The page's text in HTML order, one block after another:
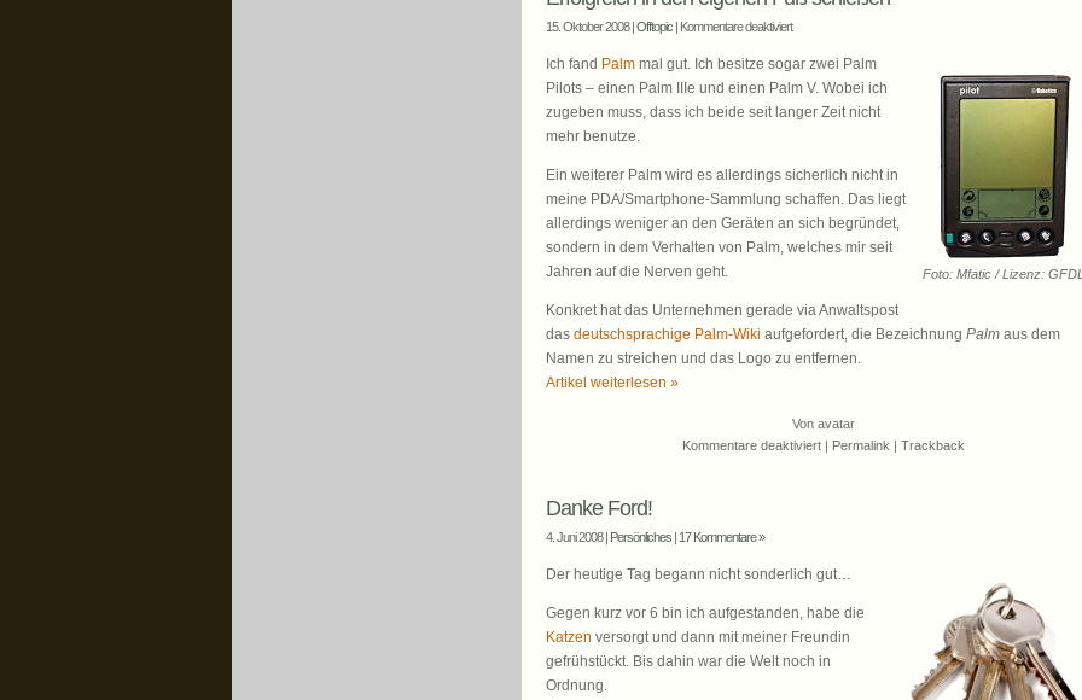
15. Oktober 2008 |Offtopic | Kommentare deaktiviertfür
in
den
eigenen
Foto: Mfatic / Lizenz: GFDL
Ich fand Palm mal gut. Ich besitze sogar zwei Palm
Pilots – einen Palm IIIe und einen Palm V. Wobei ich
zugeben muss, dass ich beide seit langer Zeit nicht
mehr benutze.
Ein weiterer Palm wird es allerdings sicherlich nicht in
meine PDA/Smartphone-Sammlung schaffen. Das liegt
allerdings weniger an den Geräten an sich begründet,
sondern in dem Verhalten von Palm, welches mir seit
Jahren auf die Nerven geht.
Konkret hat das Unternehmen gerade via Anwaltspost
das deutschsprachige Palm-Wiki aufgefordert, die Bezeichnung Palm aus dem
Namen zu streichen und das Logo zu entfernen.
Artikel weiterlesen »
Von avatar
Kommentare deaktiviertfür
schießen
| Permalink | Trackback
Danke Ford!
4. Juni 2008 | Persönliches | 17 Kommentare »
Der heutige Tag begann nicht sonderlich gut…
Gegen kurz vor 6 bin ich aufgestanden, habe die
Katzen versorgt und dann mit meiner Freundin
gefrühstückt. Bis dahin war die Welt noch in
Ordnung.